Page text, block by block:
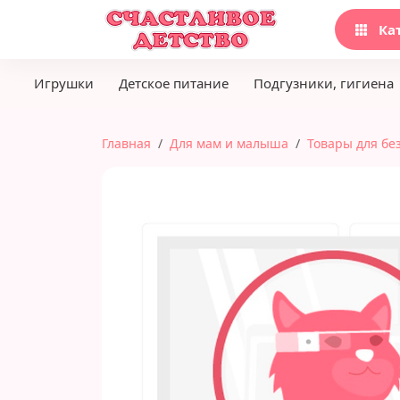
Игрушки Детское питание Подгузники, гигиена
Главная Для мам и малыша Товары для